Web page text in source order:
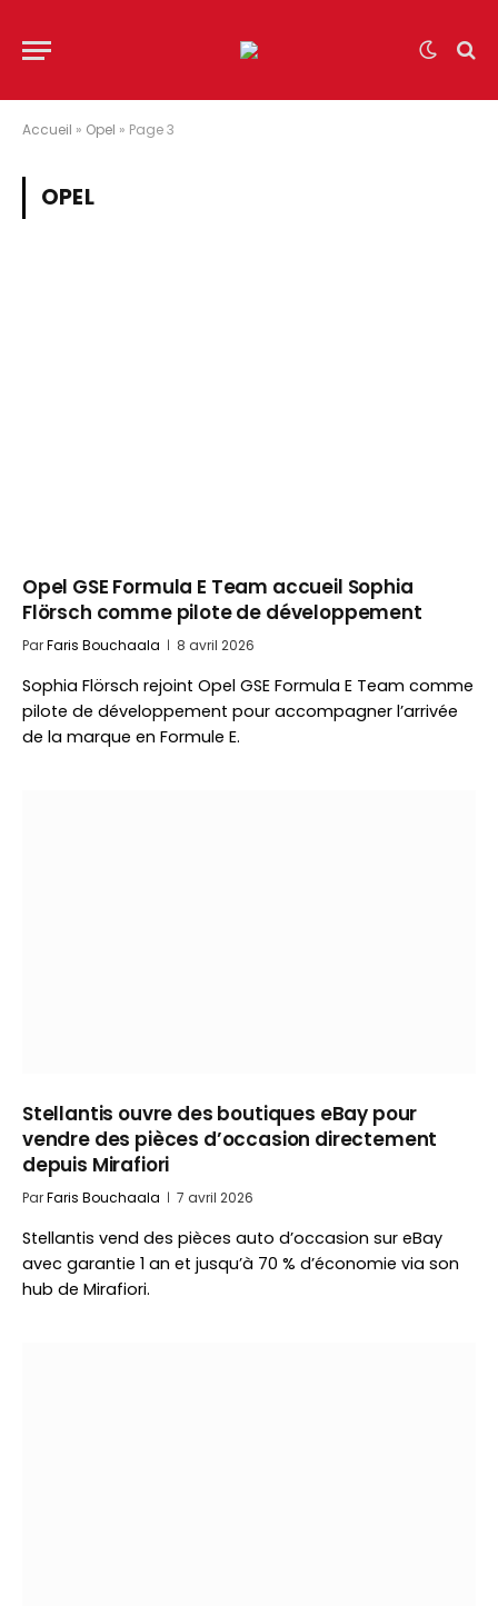
Accueil » Opel » Page 3
OPEL
Opel GSE Formula E Team accueil Sophia
Flörsch comme pilote de développement
ParFaris Bouchaala 8 avril 2026
Sophia Flörsch rejoint Opel GSE Formula E Team comme
pilote de développement pour accompagner l’arrivée
de la marque en Formule E.
Stellantis ouvre des boutiques eBay pour
vendre des pièces d’occasion directement
depuis Mirafiori
ParFaris Bouchaala 7 avril 2026
Stellantis vend des pièces auto d’occasion sur eBay
avec garantie 1 an et jusqu’à 70 % d’économie via son
hub de Mirafiori.